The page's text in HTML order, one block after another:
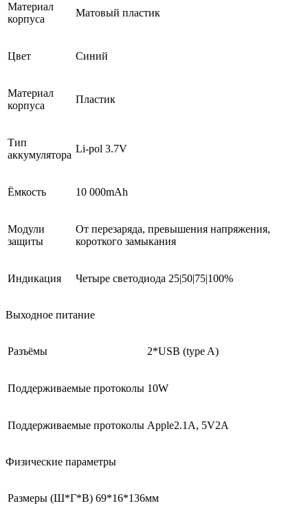
Материал
корпуса
Матовый пластик
Цвет Синий
Материал
корпуса
Пластик
Тип
аккумулятора
Li-pol 3.7V
Ёмкость 10 000mAh
Модули
защиты
От перезаряда, превышения напряжения,
короткого замыкания
Индикация Четыре светодиода 25|50|75|100%
Выходное питание
Разъёмы 2*USB (type A)
Поддерживаемые протоколы 10W
Поддерживаемые протоколы Apple2.1A, 5V2A
Физические параметры
Размеры (Ш*Г*В) 69*16*136мм